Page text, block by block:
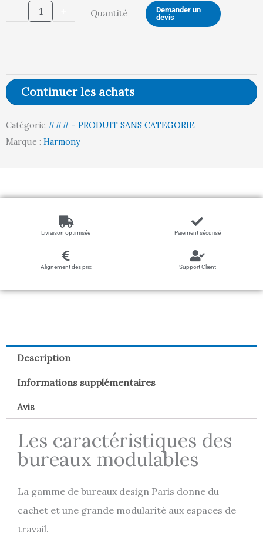
quantité
de
(AN
/
BRUT)
Quantité
Demander un
devis
Continuer les achats
Catégorie ### - PRODUIT SANS CATEGORIE
Marque : Harmony
Livraison optimisée Paiement sécurisé
Alignement des prix Support Client
Description
Informations supplémentaires
Avis
Les caractéristiques des
bureaux modulables
La gamme de bureaux design Paris donne du
cachet et une grande modularité aux espaces de
travail.